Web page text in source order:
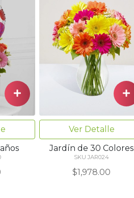
Ver Detalle
Jardín de 30 Colores
SKU JAR024
$1,978.00